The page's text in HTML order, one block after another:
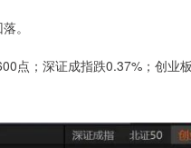
。
点；深证成指跌0.37%；创业